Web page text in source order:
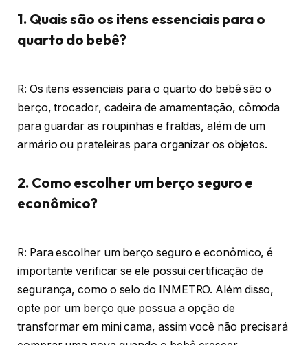
1. Quais são os itens essenciais para o
quarto do bebê?
R: Os itens essenciais para o quarto do bebê são o
berço, trocador, cadeira de amamentação, cômoda
para guardar as roupinhas e fraldas, além de um
armário ou prateleiras para organizar os objetos.
2. Como escolher um berço seguro e
econômico?
R: Para escolher um berço seguro e econômico, é
importante verificar se ele possui certificação de
segurança, como o selo do INMETRO. Além disso,
opte por um berço que possua a opção de
transformar em mini cama, assim você não precisará